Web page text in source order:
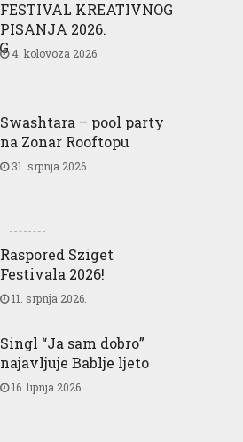
FESTIVAL KREATIVNOG
PISANJA 2026.
4. kolovoza 2026.
Swashtara – pool party
na Zonar Rooftopu
31. srpnja 2026.
Raspored Sziget
Festivala 2026!
11. srpnja 2026.
Singl “Ja sam dobro”
najavljuje Bablje ljeto
16. lipnja 2026.